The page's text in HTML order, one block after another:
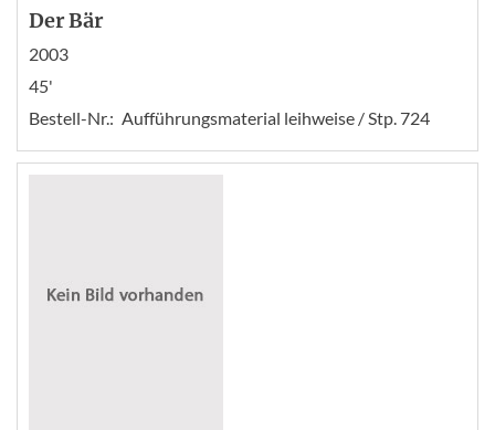
Der Bär
2003
45'
Bestell-Nr.: Aufführungsmaterial leihweise / Stp. 724